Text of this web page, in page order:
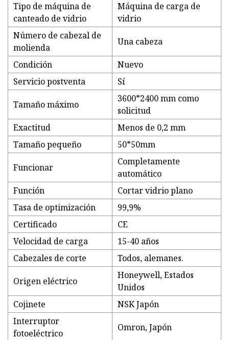
Tipo de máquina de
canteado de vidrio
Máquina de carga de
vidrio
Número de cabezal de
molienda
Una cabeza
Condición
Nuevo
Servicio postventa
Sí
Tamaño máximo
3600*2400 mm como
solicitud
Exactitud
Menos de 0,2 mm
Tamaño pequeño
50*50mm
Funcionar
Completamente
automático
Función
Cortar vidrio plano
Tasa de optimización
99,9%
Certificado
CE
Velocidad de carga
15-40 años
Cabezales de corte
Todos, alemanes.
Origen eléctrico
Honeywell, Estados
Unidos
Cojinete
NSK Japón
Interruptor
fotoeléctrico
Omron, Japón